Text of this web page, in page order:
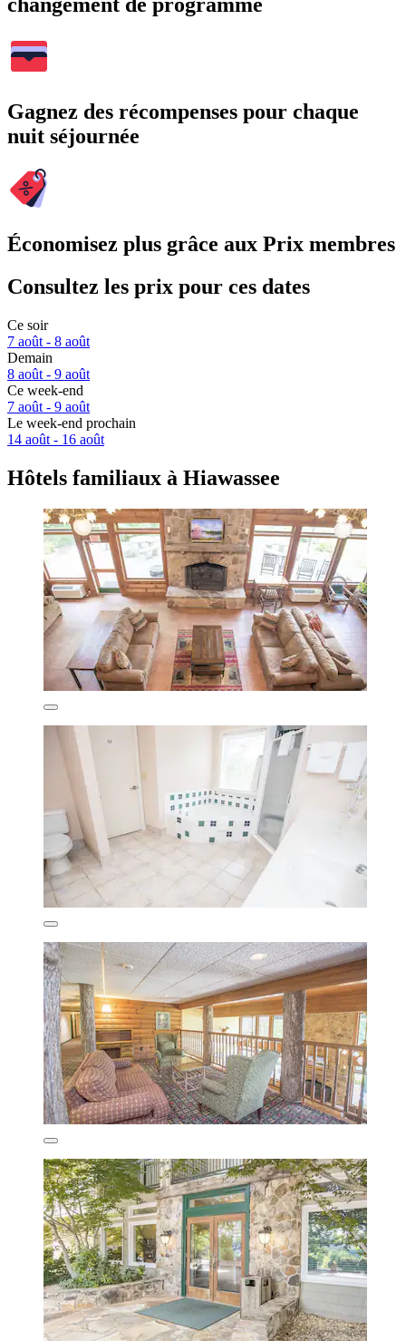
Gagnez des récompenses pour chaque
nuit séjournée
Économisez plus grâce aux Prix membres
Consultez les prix pour ces dates
Ce soir
7 août - 8 août
Demain
8 août - 9 août
Ce week-end
7 août - 9 août
Le week-end prochain
14 août - 16 août
Hôtels familiaux à Hiawassee